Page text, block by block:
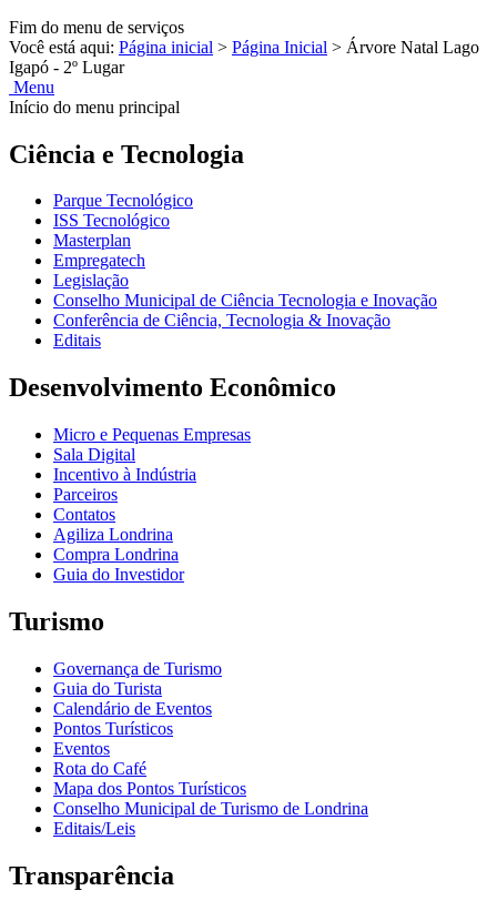
Fim do menu de serviços
Você está aqui: Página inicial > Página Inicial > Árvore Natal Lago
Igapó - 2º Lugar
Menu
Início do menu principal
Ciência e Tecnologia
Parque Tecnológico
ISS Tecnológico
Masterplan
Empregatech
Legislação
Conselho Municipal de Ciência Tecnologia e Inovação
Conferência de Ciência, Tecnologia & Inovação
Editais
Desenvolvimento Econômico
Micro e Pequenas Empresas
Sala Digital
Incentivo à Indústria
Parceiros
Contatos
Agiliza Londrina
Compra Londrina
Guia do Investidor
Turismo
Governança de Turismo
Guia do Turista
Calendário de Eventos
Pontos Turísticos
Eventos
Rota do Café
Mapa dos Pontos Turísticos
Conselho Municipal de Turismo de Londrina
Editais/Leis
Transparência